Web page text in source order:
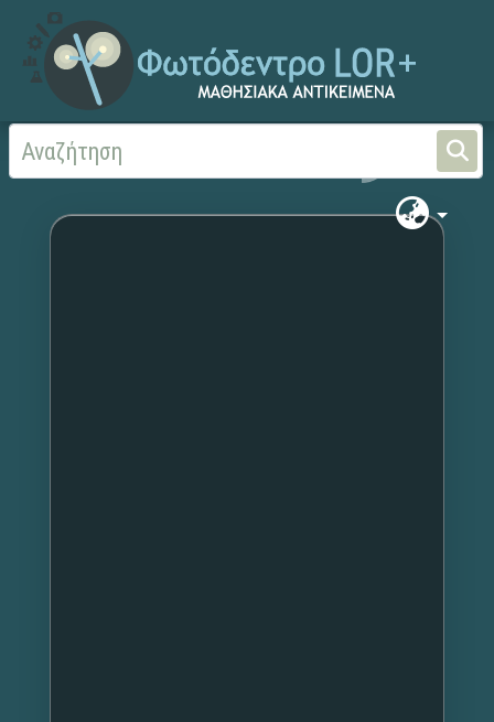
Αρχική Χωρίς τίτλο